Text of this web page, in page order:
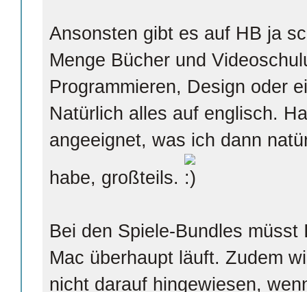
Ansonsten gibt es auf HB ja
Menge Bücher und
Programmieren, Design oder
Natürlich alles auf englisch.
angeeignet, was ich dann
habe, großteils.
Bei den Spiele-Bundles
Mac überhaupt läuft. Zudem
nicht darauf hingewiesen,